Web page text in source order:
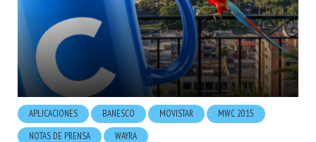
APLICACIONES BANESCO MOVISTAR
MWC 2015
NOTAS DE PRENSA
WAYRA